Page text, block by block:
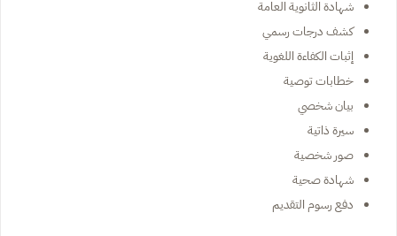
شهادة الثانوية العامة
كشف درجات رسمي
إثبات الكفاءة اللغوية
خطابات توصية
بيان شخصي
سيرة ذاتية
صور شخصية
شهادة صحية
دفع رسوم التقديم